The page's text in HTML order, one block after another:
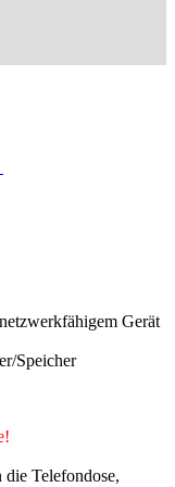
Gerät
Speicher
Telefondose,